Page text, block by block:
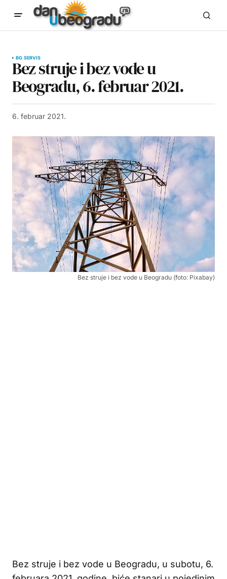
BG SERVIS
Bez struje i bez vode u
Beogradu, 6. februar 2021.
6. februar 2021.
Bez struje i bez vode u Beogradu (foto: Pixabay)
Bez struje i bez vode u Beogradu, u subotu, 6.